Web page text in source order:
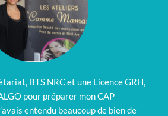
BTS NRC et une Licence GRH,
pour préparer mon CAP
entendu beaucoup de bien de